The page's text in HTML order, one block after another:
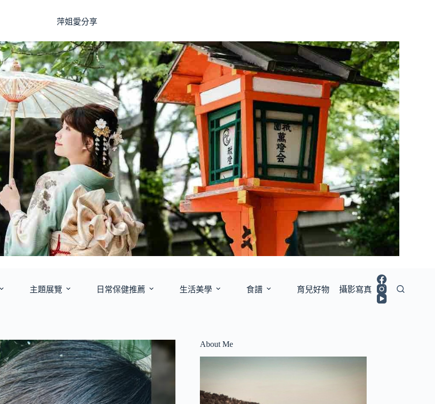
萍姐愛分享
主題展覽 日常保健推薦 生活美學 食譜 育兒好物 攝影寫真
About Me